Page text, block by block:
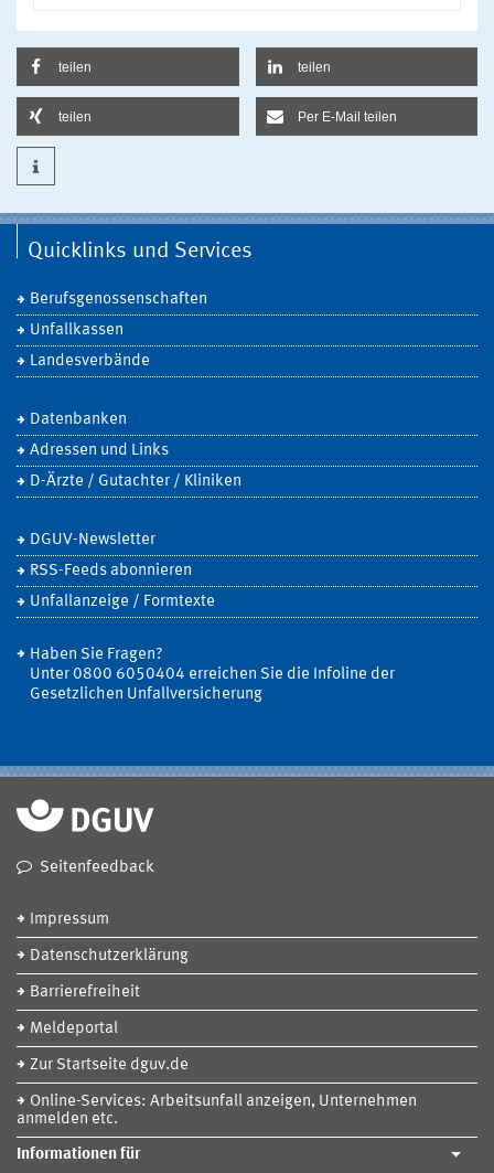
teilen teilen
teilen Per E-Mail teilen
Quicklinks und Services
Berufsgenossenschaften
Unfallkassen
Landesverbände
Datenbanken
Adressen und Links
D-Ärzte / Gutachter / Kliniken
DGUV-Newsletter
RSS-Feeds abonnieren
Unfallanzeige / Formtexte
Haben Sie Fragen?
Unter 0800 6050404 erreichen Sie die Infoline der
Gesetzlichen Unfallversicherung
Seitenfeedback
Impressum
Datenschutzerklärung
Barrierefreiheit
Meldeportal
Zur Startseite dguv.de
Online-Services: Arbeitsunfall anzeigen, Unternehmen
anmelden etc.
Informationen für